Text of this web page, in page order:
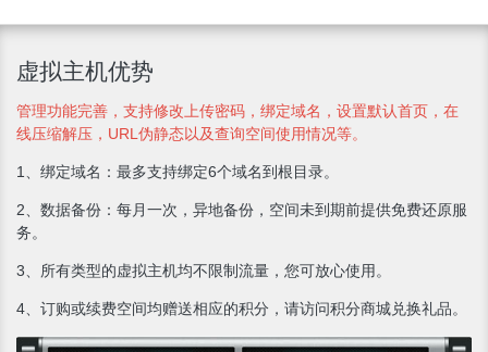
虚拟主机优势
管理功能完善，支持修改上传密码，绑定域名，设置默认首页，在
线压缩解压，URL伪静态以及查询空间使用情况等。
1、绑定域名：最多支持绑定6个域名到根目录。
2、数据备份：每月一次，异地备份，空间未到期前提供免费还原服
务。
3、所有类型的虚拟主机均不限制流量，您可放心使用。
4、订购或续费空间均赠送相应的积分，请访问积分商城兑换礼品。